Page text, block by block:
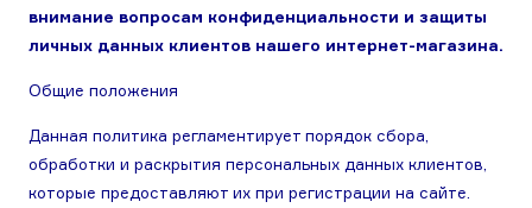
внимание вопросам конфиденциальности и защиты
личных данных клиентов нашего интернет-магазина.
Общие положения
Данная политика регламентирует порядок сбора,
обработки и раскрытия персональных данных клиентов,
которые предоставляют их при регистрации на сайте.